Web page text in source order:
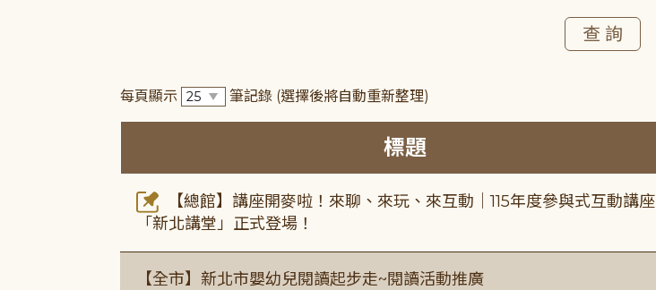
每頁顯示 筆記錄 (選擇後將自動重新整理)
標題
【總館】講座開麥啦！來聊、來玩、來互動｜115年度參與式互動講座
「新北講堂」正式登場！
【全市】新北市嬰幼兒閱讀起步走~閱讀活動推廣